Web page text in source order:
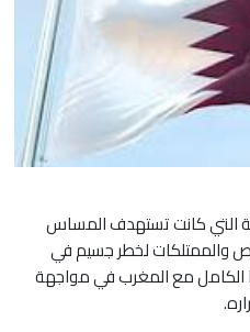
التي كانت تستهدف المساس
والممتلكات لخطر جسيم في
الكامل مع المغرب في مواجهة